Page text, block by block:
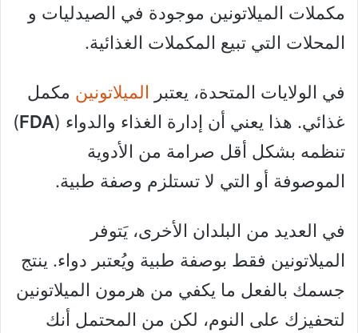
مكملات الميلاتونين موجودة في الصيدليات و
المحلات التي تبيع المكملات الغذائية.
في الولايات المتحدة، يعتبر الميلاتونين مكمل
غذائي. هذا يعني أن إدارة الغذاء والدواء (FDA
)
تنظمه بشكل أقل صرامة من الأدوية
الموصوفة أو التي لا تستلزم وصفة طبية.
في العديد من البلدان الأخرى، يَتوفر
الميلاتونين فقط بوصفة طبية ويُعتبر دواء. ينتج
جسمك بالفعل ما يكفي من هرمون الميلاتونين
لتحفيزك على النوم، لكن من المحتمل أنك